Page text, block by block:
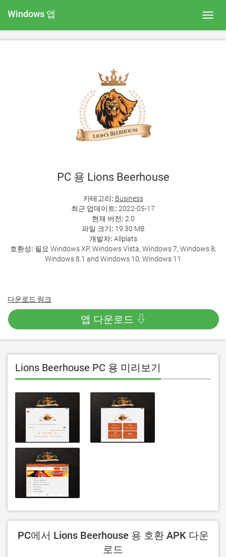
Windows 앱
PC 용 Lions Beerhouse
카테고리: Business
최근 업데이트: 2022-05-17
현재 버전: 2.0
파일 크기: 19.30 MB
개발자: Allplats
호환성: 필요 Windows XP, Windows Vista, Windows 7, Windows 8,
Windows 8.1 and Windows 10, Windows 11
다운로드 링크
앱 다운로드 ⇩
Lions Beerhouse PC 용 미리보기
PC에서 Lions Beerhouse 용 호환 APK 다운
로드